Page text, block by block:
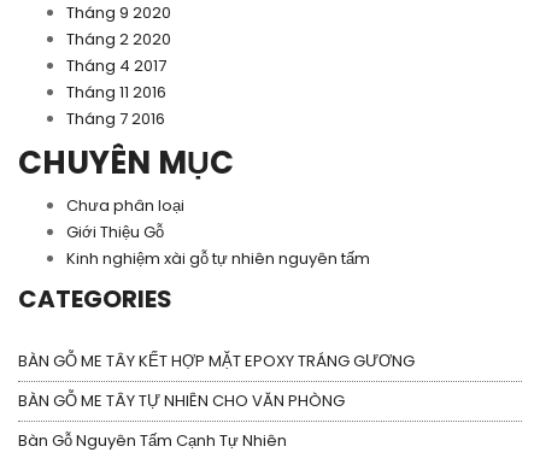
Tháng 9 2020
Tháng 2 2020
Tháng 4 2017
Tháng 11 2016
Tháng 7 2016
CHUYÊN MỤC
Chưa phân loại
Giới Thiệu Gỗ
Kinh nghiệm xài gỗ tự nhiên nguyên tấm
CATEGORIES
BÀN GỖ ME TÂY KẾT HỢP MẶT EPOXY TRÁNG GƯƠNG
BÀN GỖ ME TÂY TỰ NHIÊN CHO VĂN PHÒNG
Bàn Gỗ Nguyên Tấm Cạnh Tự Nhiên